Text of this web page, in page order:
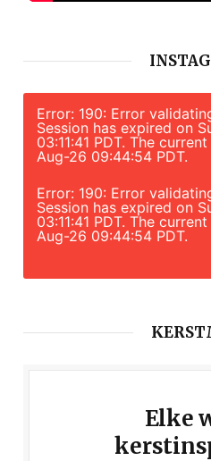
Error: 190: Error
Session has expired on
03:11:41 PDT. The
Aug-26 09:44:54 PDT.
Error: 190: Error
Session has expired on
03:11:41 PDT. The
Aug-26 09:44:54 PDT.
Elke